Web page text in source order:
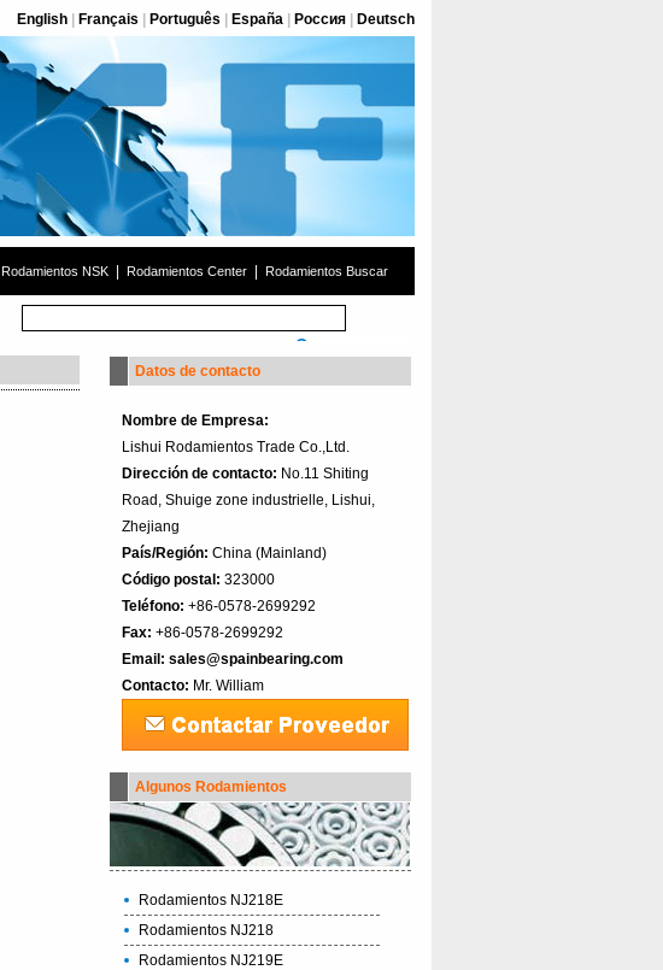
English Français Português España Россия Deutsch
Rodamientos NSK Rodamientos Center Rodamientos Buscar
Datos de contacto
Nombre de Empresa:
Lishui Rodamientos Trade Co.,Ltd.
Dirección de contacto: No.11 Shiting
Road, Shuige zone industrielle, Lishui,
Zhejiang
País/Región: China (Mainland)‎
Código postal: 323000
Teléfono: +86-0578-2699292
Fax: +86-0578-2699292
Email: sales@spainbearing.com
Contacto: Mr. William
Algunos Rodamientos
Rodamientos NJ218E
Rodamientos NJ218
Rodamientos NJ219E